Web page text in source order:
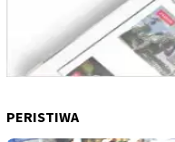
PERISTIWA